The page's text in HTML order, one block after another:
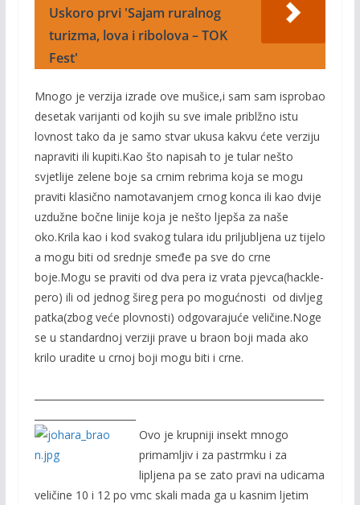
Uskoro prvi 'Sajam ruralnog
turizma, lova i ribolova – TOK
Fest'
Mnogo je verzija izrade ove mušice,i sam sam isprobao
desetak varijanti od kojih su sve imale priblžno istu
lovnost tako da je samo stvar ukusa kakvu ćete verziju
napraviti ili kupiti.Kao što napisah to je tular nešto
svjetlije zelene boje sa crnim rebrima koja se mogu
praviti klasično namotavanjem crnog konca ili kao dvije
uzdužne bočne linije koja je nešto ljepša za naše
oko.Krila kao i kod svakog tulara idu priljubljena uz tijelo
a mogu biti od srednje smeđe pa sve do crne
boje.Mogu se praviti od dva pera iz vrata pjevca(hackle-
pero) ili od jednog šireg pera po mogućnosti od divljeg
patka(zbog veće plovnosti) odgovarajuće veličine.Noge
se u standardnoj verziji prave u braon boji mada ako
krilo uradite u crnoj boji mogu biti i crne.
Ovo je krupniji insekt mnogo
primamljiv i za pastrmku i za
lipljena pa se zato pravi na udicama
veličine 10 i 12 po vmc skali mada ga u kasnim ljetim